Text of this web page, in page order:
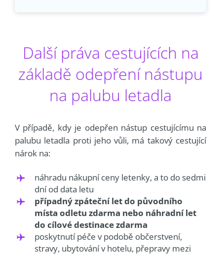
Další práva cestujících na
základě odepření nástupu
na palubu letadla
V případě, kdy je odepřen nástup cestujícímu na
palubu letadla proti jeho vůli, má takový cestující
nárok na:
náhradu nákupní ceny letenky, a to do sedmi
dní od data letu
případný zpáteční let do původního
místa odletu zdarma nebo náhradní let
do cílové destinace zdarma
poskytnutí péče v podobě občerstvení,
stravy, ubytování v hotelu, přepravy mezi